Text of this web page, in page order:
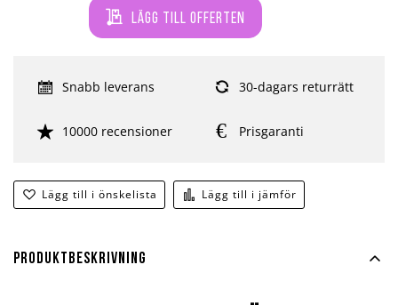
Lägg till offerten
Lägg till i önskelista Lägg till i jämför
Snabb leverans 30-dagars returrätt
10000 recensioner Prisgaranti
Produktbeskrivning